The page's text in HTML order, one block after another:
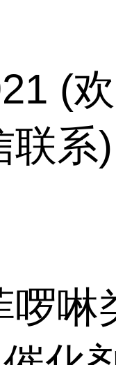
(
联系)
啰啉